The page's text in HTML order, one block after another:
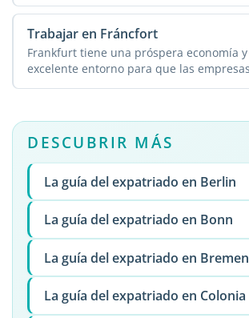
Trabajar en Fráncfort
Frankfurt tiene una próspera economía
excelente entorno para que las
DESCUBRIR MÁS
La guía del expatriado en Berlin
La guía del expatriado en Bonn
La guía del expatriado en Bremen
La guía del expatriado en Colonia